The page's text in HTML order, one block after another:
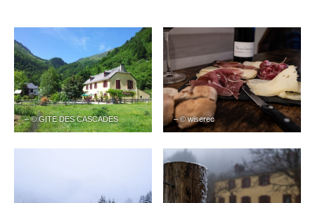
– © GITE DES CASCADES – © wiserec